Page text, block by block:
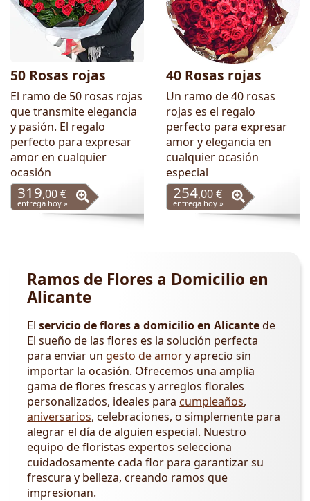
50 Rosas rojas
El ramo de 50 rosas rojas
que transmite elegancia
y pasión. El regalo
perfecto para expresar
amor en cualquier
ocasión
319,00 €
entrega hoy »
40 Rosas rojas
Un ramo de 40 rosas
rojas es el regalo
perfecto para expresar
amor y elegancia en
cualquier ocasión
especial
254,00 €
entrega hoy »
Ramos de Flores a Domicilio en
Alicante
El servicio de flores a domicilio en Alicantede
El sueño de las flores es la solución perfecta
para enviar un gesto de amory aprecio sin
importar la ocasión. Ofrecemos una amplia
gama de flores frescas y arreglos florales
personalizados, ideales para cumpleaños,
aniversarios, celebraciones, o simplemente para
alegrar el día de alguien especial. Nuestro
equipo de floristas expertos selecciona
cuidadosamente cada flor para garantizar su
frescura y belleza, creando ramos que
impresionan.